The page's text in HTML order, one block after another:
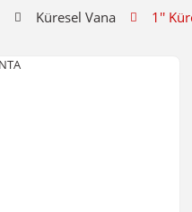
Küresel Vana 1''